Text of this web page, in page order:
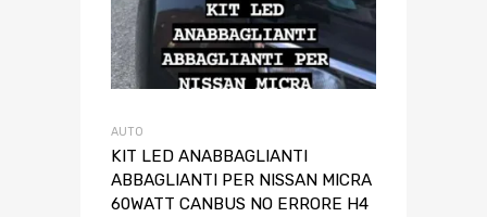
AUTO
KIT LED ANABBAGLIANTI
ABBAGLIANTI PER NISSAN MICRA
60WATT CANBUS NO ERRORE H4